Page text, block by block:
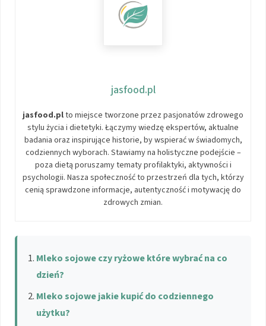
jasfood.pl
jasfood.plto miejsce tworzone przez pasjonatów zdrowego
stylu życia i dietetyki. Łączymy wiedzę ekspertów, aktualne
badania oraz inspirujące historie, by wspierać w świadomych,
codziennych wyborach. Stawiamy na holistyczne podejście –
poza dietą poruszamy tematy profilaktyki, aktywności i
psychologii. Nasza społeczność to przestrzeń dla tych, którzy
cenią sprawdzone informacje, autentyczność i motywację do
zdrowych zmian.
Mleko sojowe czy ryżowe które wybrać na co
dzień?
Mleko sojowe jakie kupić do codziennego
użytku?